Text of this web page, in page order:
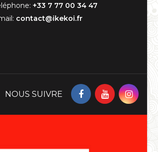
+33 7 77 00 34 47
contact@ikekoi.fr
NOUS SUIVRE